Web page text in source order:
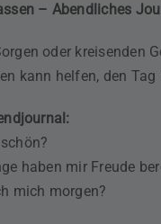
– Abendliches
oder kreisenden
kann helfen, den
haben mir Freude
mich morgen?